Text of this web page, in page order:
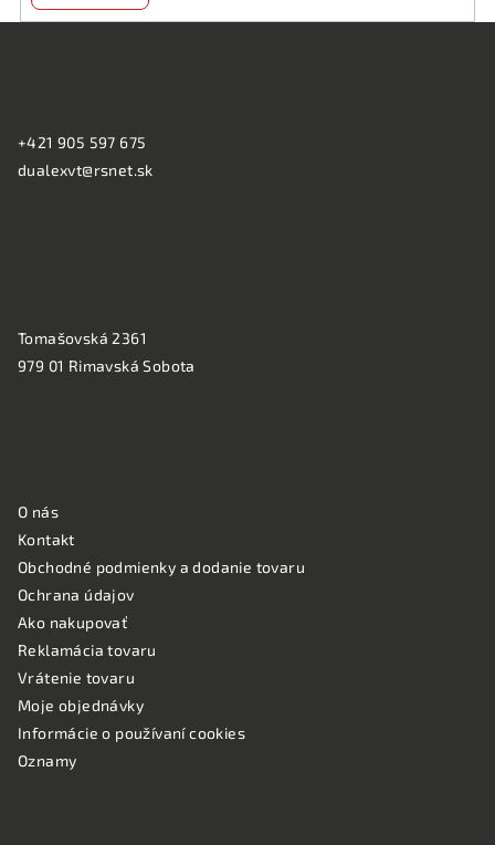
+421 905 597 675
dualexvt@rsnet.sk
Tomašovská 2361
979 01 Rimavská Sobota
O nás
Kontakt
Obchodné podmienky a dodanie tovaru
Ochrana údajov
Ako nakupovať
Reklamácia tovaru
Vrátenie tovaru
Moje objednávky
Informácie o používaní cookies
Oznamy